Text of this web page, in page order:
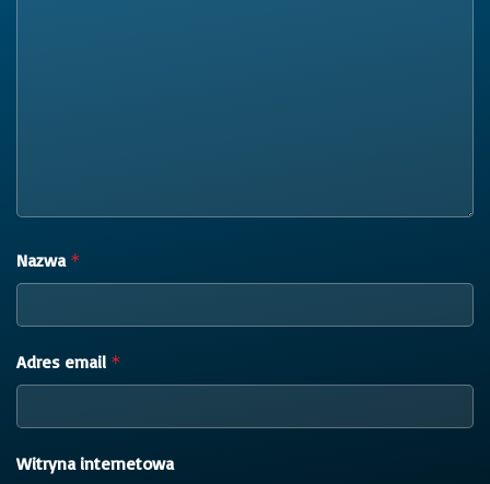
Nazwa *
Adres email *
Witryna internetowa